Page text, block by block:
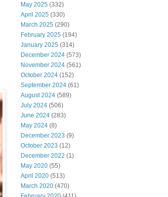
May 2025 (332)
April 2025 (330)
March 2025 (290)
February 2025 (194)
January 2025 (314)
December 2024 (573)
November 2024 (561)
October 2024 (152)
September 2024 (61)
August 2024 (589)
July 2024 (506)
June 2024 (283)
May 2024 (8)
December 2023 (9)
October 2023 (12)
December 2022 (1)
May 2020 (55)
April 2020 (513)
March 2020 (470)